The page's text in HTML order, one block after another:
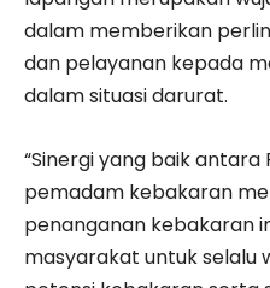
dalam memberikan
dan pelayanan kepada
dalam situasi darurat.
“Sinergi yang baik
pemadam kebakaran
penanganan kebakaran
masyarakat untuk selalu